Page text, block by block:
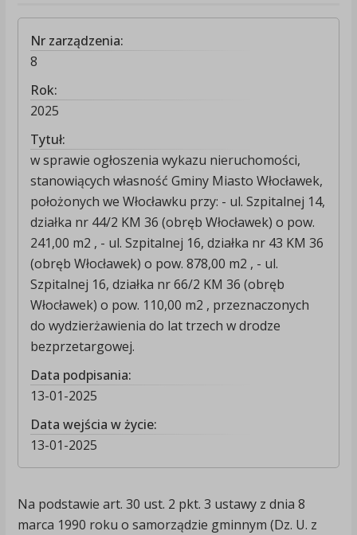
Nr zarządzenia:
8
Rok:
2025
Tytuł:
w sprawie ogłoszenia wykazu nieruchomości,
stanowiących własność Gminy Miasto Włocławek,
położonych we Włocławku przy: - ul. Szpitalnej 14,
działka nr 44/2 KM 36 (obręb Włocławek) o pow.
241,00 m2 , - ul. Szpitalnej 16, działka nr 43 KM 36
(obręb Włocławek) o pow. 878,00 m2 , - ul.
Szpitalnej 16, działka nr 66/2 KM 36 (obręb
Włocławek) o pow. 110,00 m2 , przeznaczonych
do wydzierżawienia do lat trzech w drodze
bezprzetargowej.
Data podpisania:
13-01-2025
Data wejścia w życie:
13-01-2025
Na podstawie art. 30 ust. 2 pkt. 3 ustawy z dnia 8
marca 1990 roku o samorządzie gminnym (Dz. U. z